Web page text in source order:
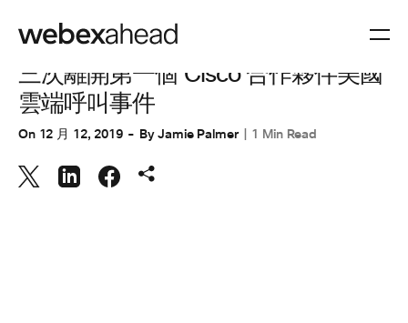
協同合作
三次離開第一個 Cisco 合作夥伴美國
雲端呼叫事件
On 12 月 12, 2019 ByJamie Palmer 1 Min Read